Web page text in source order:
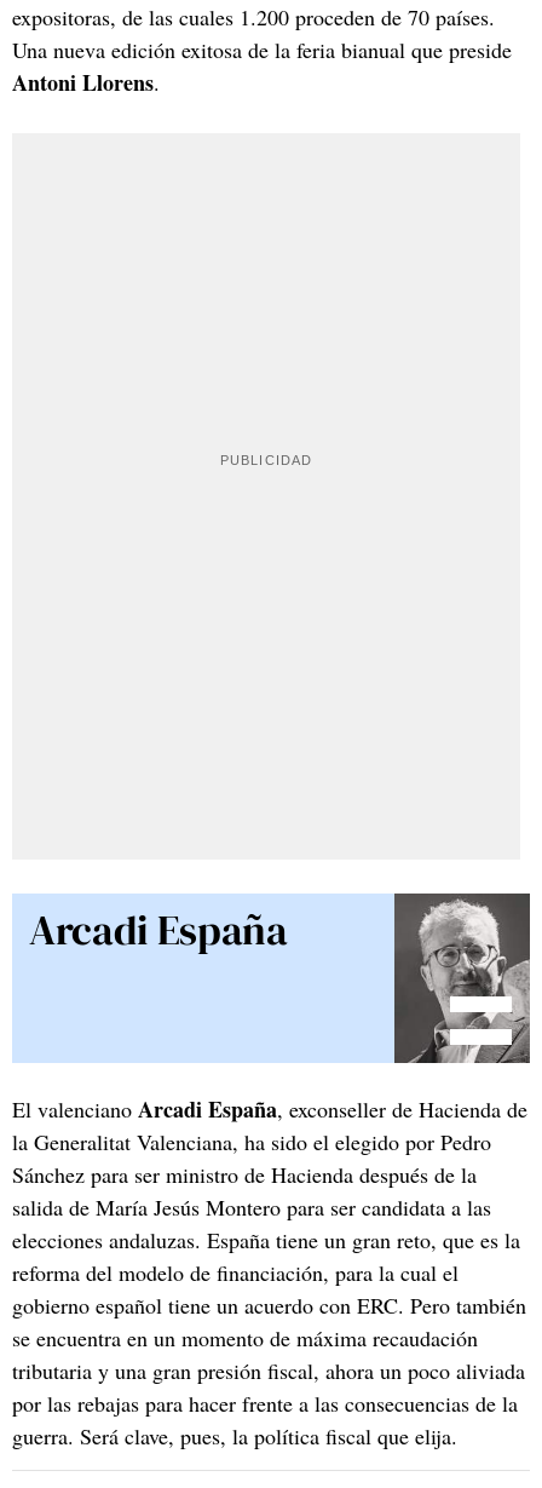
expositoras, de las cuales 1.200 proceden de 70 países.
Una nueva edición exitosa de la feria bianual que preside
Antoni Llorens.
Arcadi España
El valenciano Arcadi España, exconseller de Hacienda de
la Generalitat Valenciana, ha sido el elegido por Pedro
Sánchez para ser ministro de Hacienda después de la
salida de María Jesús Montero para ser candidata a las
elecciones andaluzas. España tiene un gran reto, que es la
reforma del modelo de financiación, para la cual el
gobierno español tiene un acuerdo con ERC. Pero también
se encuentra en un momento de máxima recaudación
tributaria y una gran presión fiscal, ahora un poco aliviada
por las rebajas para hacer frente a las consecuencias de la
guerra. Será clave, pues, la política fiscal que elija.